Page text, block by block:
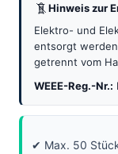
Hinweis zur
Elektro- und
entsorgt
getrennt vom
WEEE-Reg.-Nr.:
✔ Max. 50